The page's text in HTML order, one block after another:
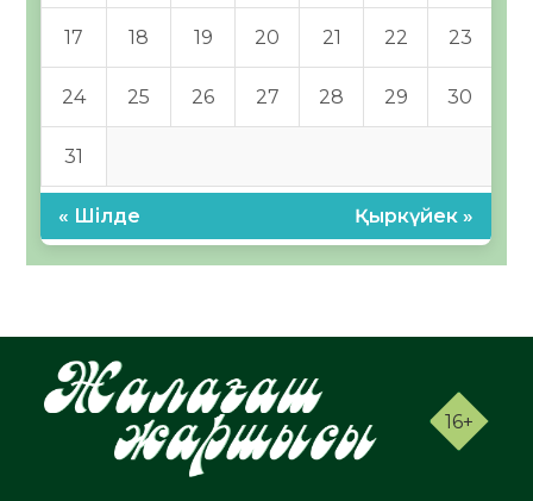
17 18 19 20 21 22 23
24 25 26 27 28 29 30
31
« Шілде Қыркүйек »
16+